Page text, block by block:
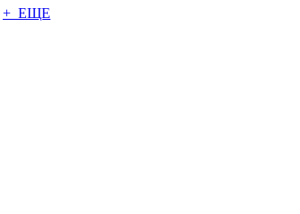
+ ЕЩЕ